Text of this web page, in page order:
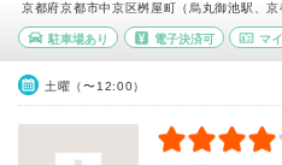
京都府京都市中京区桝屋町（烏丸御池駅、
駐車場あり 電子決済可 マ
土曜（〜12:00）